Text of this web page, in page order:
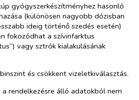
gyógyszerkészítményhez hasonló
(különösen nagyobb dózisban
ideig történő szedés esetén)
fokozódhat a szívinfarktus
vagy sztrók kialakulásának
és csökkent vizeletkiválasztás.
rendelkezésre álló adatokból nem